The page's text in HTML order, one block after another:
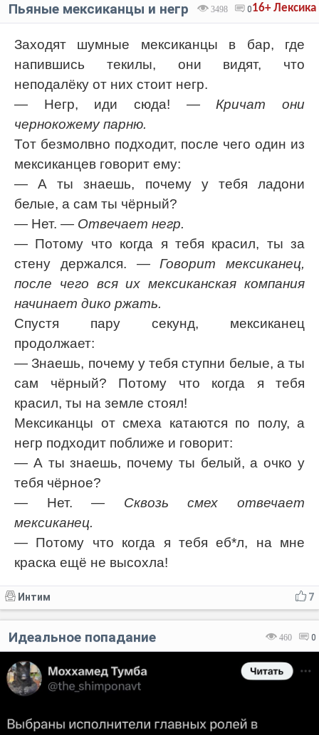
Лексика
16+
3498 0
Пьяные мексиканцы и негр
Заходят шумные мексиканцы в бар, где
напившись текилы, они видят, что
неподалёку от них стоит негр.
— Негр, иди сюда! — Кричат они
чернокожему парню.
Тот безмолвно подходит, после чего один из
мексиканцев говорит ему:
— А ты знаешь, почему у тебя ладони
белые, а сам ты чёрный?
— Нет. — Отвечает негр.
— Потому что когда я тебя красил, ты за
стену держался. — Говорит мексиканец,
после чего вся их мексиканская компания
начинает дико ржать.
Спустя пару секунд, мексиканец
продолжает:
— Знаешь, почему у тебя ступни белые, а ты
сам чёрный? Потому что когда я тебя
красил, ты на земле стоял!
Мексиканцы от смеха катаются по полу, а
негр подходит поближе и говорит:
— А ты знаешь, почему ты белый, а очко у
тебя чёрное?
— Нет.— Сквозь смех отвечает
мексиканец.
— Потому что когда я тебя еб*л, на мне
краска ещё не высохла!
7
Интим
460 0
Идеальное попадание